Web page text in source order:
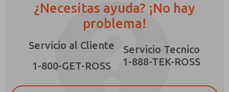
¿Necesitas ayuda? ¡No hay
problema!
Servicio al Cliente
1-800-GET-ROSS
Servicio Tecnico
1-888-TEK-ROSS
*Sí, he leído la política de privacidad y acepto
que los datos que proporcione se recopilarán
y almacenarán electrónicamente. Mis datos se
destinados a procesar y responder a mi
solicitud. Al enviar el formulario de contacto,
acepto el procesamiento.
×